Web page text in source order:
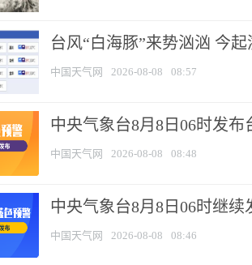
台风“白海豚”来势汹汹 今
中国天气网 2026-08-08 08:57
中央气象台8月8日06时发布
中国天气网 2026-08-08 08:48
中央气象台8月8日06时继
中国天气网 2026-08-08 08:46